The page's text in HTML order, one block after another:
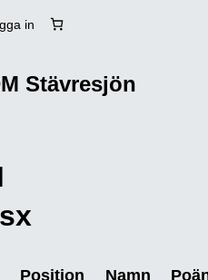
in
Stävresjön
Position Namn